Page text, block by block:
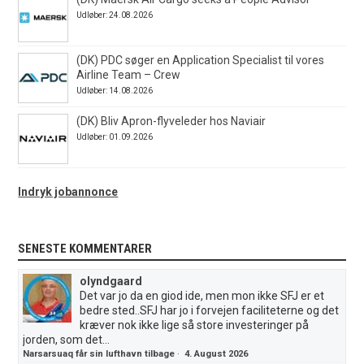
Udløber: 24.08.2026
(DK) PDC søger en Application Specialist til vores
Airline Team – Crew
Udløber: 14.08.2026
(DK) Bliv Apron-flyveleder hos Naviair
Udløber: 01.09.2026
Indryk jobannonce
SENESTE KOMMENTARER
olyndgaard
Det var jo da en giod ide, men mon ikke SFJ er et
bedre sted..SFJ har jo i forvejen faciliteterne og det
kræver nok ikke lige så store investeringer på
jorden, som det...
Narsarsuaq får sin lufthavn tilbage ·4. August 2026